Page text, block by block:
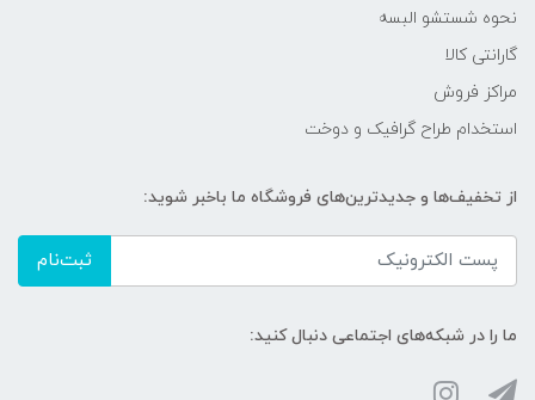
نحوه شستشو البسه
گارانتی کالا
مراکز فروش
استخدام طراح گرافیک و دوخت
از تخفیف‌ها و جدیدترین‌های فروشگاه ما باخبر شوید:
ثبت‌نام
ما را در شبکه‌های اجتماعی دنبال کنید: